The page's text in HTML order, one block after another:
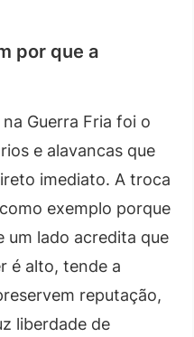
por que a
Guerra Fria foi o
e alavancas que
imediato. A troca
exemplo porque
um lado acredita que
é alto, tende a
reputação,
liberdade de